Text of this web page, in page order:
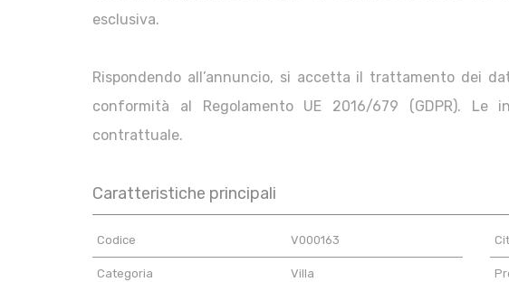
esclusiva.
Rispondendo all’annuncio, si accetta il trattamento dei
conformità al Regolamento UE 2016/679 (GDPR). Le
contrattuale.
Caratteristiche principali
Codice V000163
Categoria Villa